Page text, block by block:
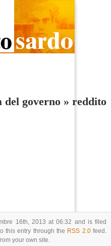
del governo » reddito
16th, 2013 at 06:32 and is filed
this entry through the RSS 2.0feed.
your own site.